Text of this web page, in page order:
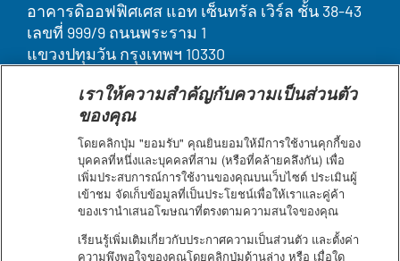
อาคารดิออฟฟิศเศส แอท เซ็นทรัล เวิร์ล ชั้น 38-43
เลขที่ 999/9 ถนนพระราม 1
แขวงปทุมวัน กรุงเทพฯ 10330
บุคคลากรของเรา
Condition
ประกาศเกี่ยวกับคุกกี้
ข้อกำหนดการใช้งาน
แผนผังเว็บไซต์
คำชี้แจงการเข้าถึงเว็บไซต์
ประกาศความเป็นส่วนตัว
เราให้ความสำคัญกับความเป็นส่วนตัว
ของคุณ
โดยคลิกปุ่ม "ยอมรับ" คุณยินยอมให้มีการใช้งานคุกกี้ของ
บุคคลที่หนึ่งและบุคคลที่สาม (หรือที่คล้ายคลึงกัน) เพื่อ
เพิ่มประสบการณ์การใช้งานของคุณบนเว็บไซต์ ประเมินผู้
เข้าชม จัดเก็บข้อมูลที่เป็นประโยชน์เพื่อให้เราและคู่ค้า
ของเรานำเสนอโฆษณาที่ตรงตามความสนใจของคุณ
เรียนรู้เพิ่มเติมเกี่ยวกับประกาศความเป็นส่วนตัว และตั้งค่า
ความพึงพอใจของคุณโดยคลิกปุ่มด้านล่าง หรือ เมื่อใด